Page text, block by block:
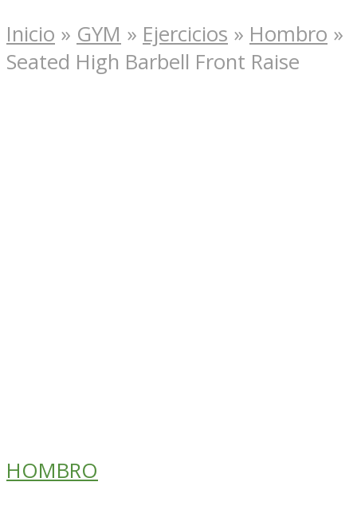
Inicio » GYM » Ejercicios » Hombro »
Seated High Barbell Front Raise
HOMBRO